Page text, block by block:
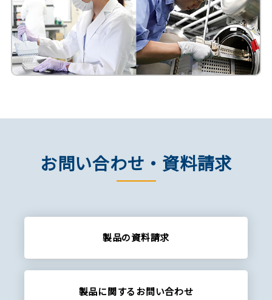
お問い合わせ・資料請求
製品の資料請求
製品に関するお問い合わせ